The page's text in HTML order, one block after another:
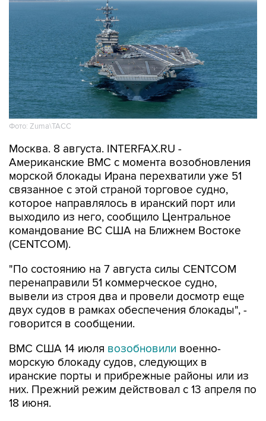
Фото: Zuma\ТАСС
Москва. 8 августа. INTERFAX.RU -
Американские ВМС с момента возобновления
морской блокады Ирана перехватили уже 51
связанное с этой страной торговое судно,
которое направлялось в иранский порт или
выходило из него, сообщило Центральное
командование ВС США на Ближнем Востоке
(CENTCOM).
"По состоянию на 7 августа силы CENTCOM
перенаправили 51 коммерческое судно,
вывели из строя два и провели досмотр еще
двух судов в рамках обеспечения блокады", -
говорится в сообщении.
ВМС США 14 июля возобновили военно-
морскую блокаду судов, следующих в
иранские порты и прибрежные районы или из
них. Прежний режим действовал с 13 апреля по
18 июня.